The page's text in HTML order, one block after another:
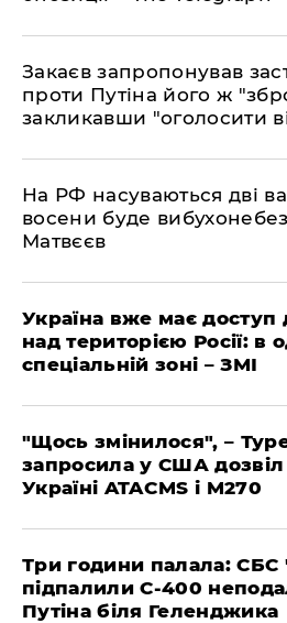
Закаєв запропонував
проти Путіна його ж
закликавши "оголосити
На РФ насуваються дві
восени буде
Матвєєв
Україна вже має
над територією Росії: в
спеціальній зоні – ЗМІ
"Щось змінилося", –
запросила у США
Україні ATACMS і M270
Три години палала:
підпалили С-400
Путіна біля Геленджика